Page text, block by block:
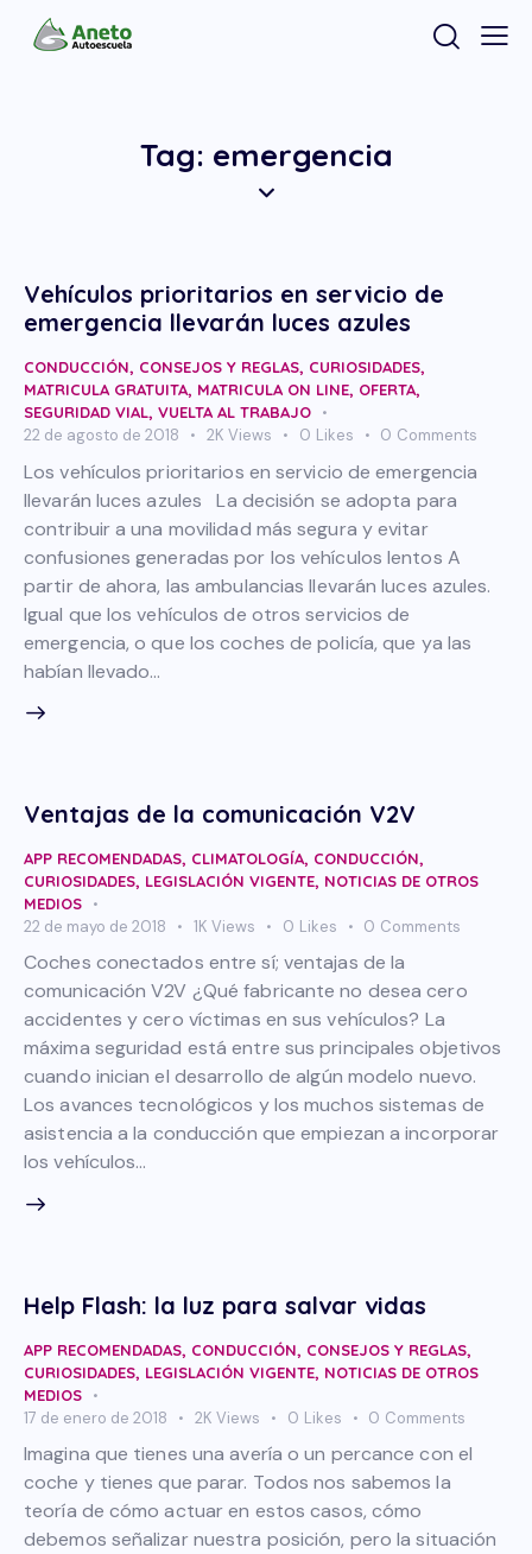
Tag: emergencia
Vehículos prioritarios en servicio de
emergencia llevarán luces azules
CONDUCCIÓN, CONSEJOS Y REGLAS, CURIOSIDADES,
MATRICULA GRATUITA, MATRICULA ON LINE, OFERTA,
SEGURIDAD VIAL, VUELTA AL TRABAJO
22 de agosto de 2018 2K Views 0 Likes 0 Comments
Los vehículos prioritarios en servicio de emergencia
llevarán luces azules La decisión se adopta para
contribuir a una movilidad más segura y evitar
confusiones generadas por los vehículos lentos A
partir de ahora, las ambulancias llevarán luces azules.
Igual que los vehículos de otros servicios de
emergencia, o que los coches de policía, que ya las
habían llevado…
Ventajas de la comunicación V2V
APP RECOMENDADAS, CLIMATOLOGÍA, CONDUCCIÓN,
CURIOSIDADES, LEGISLACIÓN VIGENTE, NOTICIAS DE OTROS
MEDIOS
22 de mayo de 2018 1K Views 0 Likes 0 Comments
Coches conectados entre sí; ventajas de la
comunicación V2V ¿Qué fabricante no desea cero
accidentes y cero víctimas en sus vehículos? La
máxima seguridad está entre sus principales objetivos
cuando inician el desarrollo de algún modelo nuevo.
Los avances tecnológicos y los muchos sistemas de
asistencia a la conducción que empiezan a incorporar
los vehículos…
Help Flash: la luz para salvar vidas
APP RECOMENDADAS, CONDUCCIÓN, CONSEJOS Y REGLAS,
CURIOSIDADES, LEGISLACIÓN VIGENTE, NOTICIAS DE OTROS
MEDIOS
17 de enero de 2018 2K Views 0 Likes 0 Comments
Imagina que tienes una avería o un percance con el
coche y tienes que parar. Todos nos sabemos la
teoría de cómo actuar en estos casos, cómo
debemos señalizar nuestra posición, pero la situación